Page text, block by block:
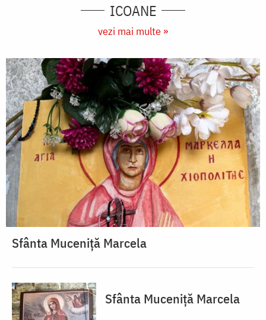
ICOANE
vezi mai multe »
Sfânta Muceniță Marcela
Sfânta Muceniță Marcela